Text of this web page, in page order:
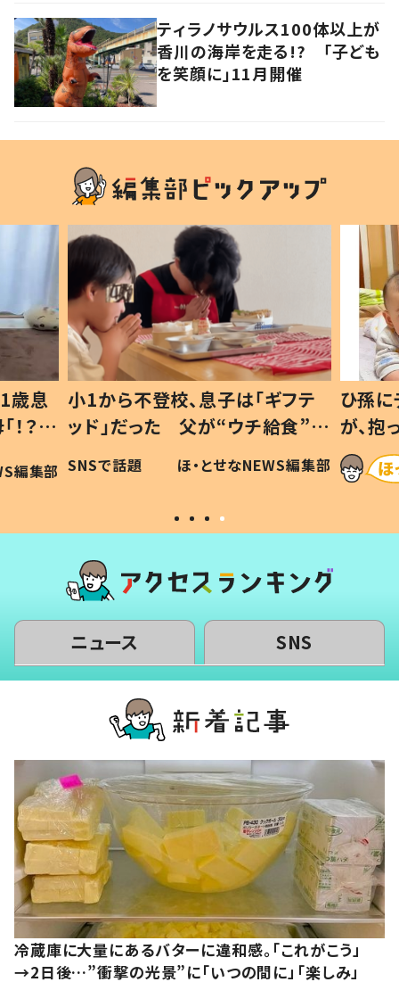
ティラノサウルス100体以上が
香川の海岸を走る!? 「子ども
を笑顔に」11月開催
歳息
？」
編集部
小1から不登校、息子は「ギフテ
ッド」だった 父が“ウチ給食”を
作り続ける理由とは #令和の親
#令和の子
SNSで話題 ほ・とせなNEWS編集部
ひ孫
が、
「涙が
い」
ニュース SNS
冷蔵庫に大量にあるバターに違和感。「これがこう」
→2日後…”衝撃の光景”に「いつの間に」「楽しみ」